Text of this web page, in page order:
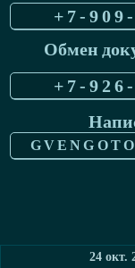
+7-
Обмен
+7-
24 окт.